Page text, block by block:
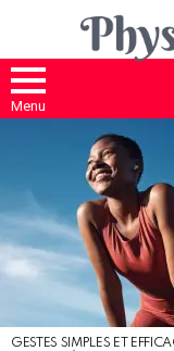
Menu
GESTES SIMPLES ET